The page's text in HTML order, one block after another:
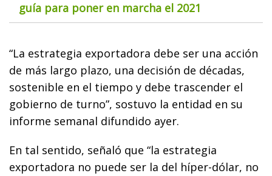
guía para poner en marcha el 2021
“La estrategia exportadora debe ser una acción
de más largo plazo, una decisión de décadas,
sostenible en el tiempo y debe trascender el
gobierno de turno”, sostuvo la entidad en su
informe semanal difundido ayer.
En tal sentido, señaló que “la estrategia
exportadora no puede ser la del híper-dólar, no